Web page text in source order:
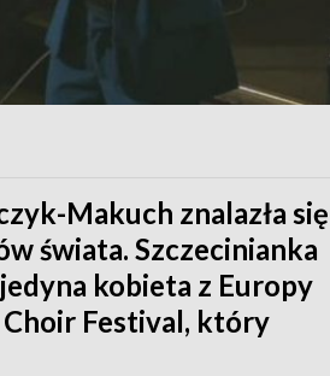
Makuch znalazła się
świata. Szczecinianka
kobieta z Europy
Festival, który